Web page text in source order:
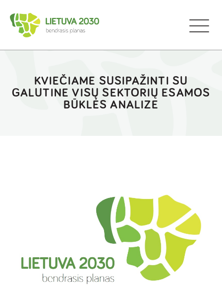
KVIEČIAME SUSIPAŽINTI SU
GALUTINE VISŲ SEKTORIŲ ESAMOS
BŪKLĖS ANALIZE